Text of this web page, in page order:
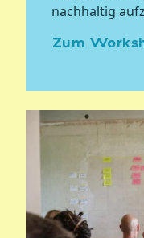
nachhaltig
Zum